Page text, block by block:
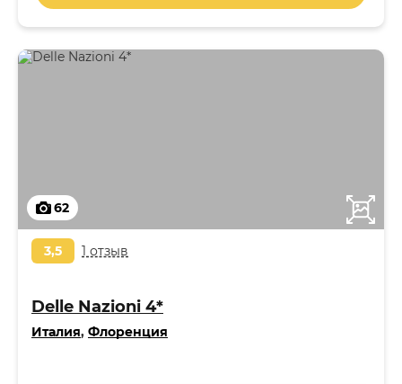
62
3,5 1 отзыв
Delle Nazioni 4*
Италия, Флоренция